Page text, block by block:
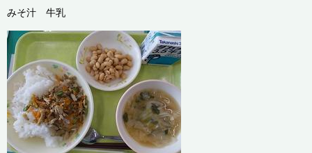
みそ汁 牛乳